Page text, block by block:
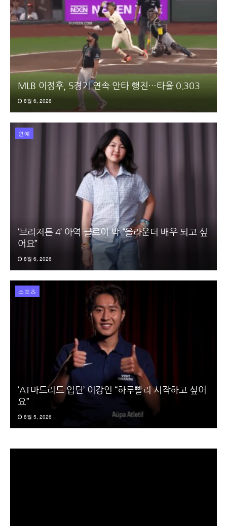
MLB 이정후, 5경기 연속 안타 행진…타율 0.303
8월 6, 2026
연예
‘브리저튼 4’ 아역 클로이 박 “올라운더 배우 되고 싶
어요”
8월 6, 2026
스포츠
‘AT마드리드 입단’ 이강인 “하루빨리 시작하고 싶어
요”
8월 5, 2026